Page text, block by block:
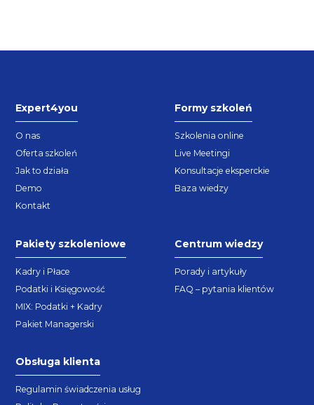
Expert4you
O nas
Oferta szkoleń
Jak to działa
Demo
Kontakt
Formy szkoleń
Szkolenia online
Live Meetingi
Konsultacje eksperckie
Baza wiedzy
Pakiety szkoleniowe
Kadry i Płace
Podatki i Księgowość
MIX: Podatki + Kadry
Pakiet Managerski
Centrum wiedzy
Porady i artykuły
FAQ – pytania klientów
Obsługa klienta
Regulamin świadczenia usług